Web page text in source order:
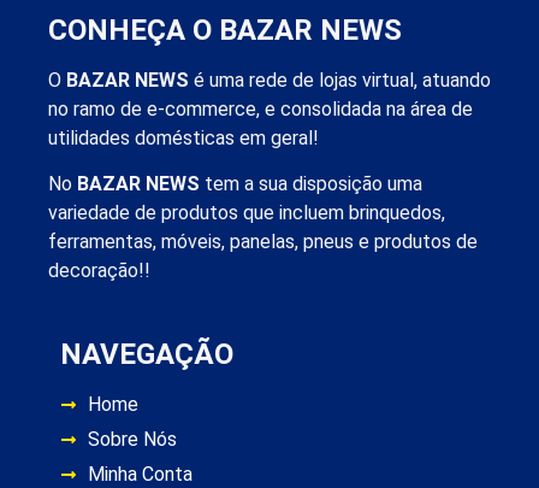
CONHEÇA O BAZAR NEWS
O BAZAR NEWS é uma rede de lojas virtual, atuando
no ramo de e-commerce, e consolidada na área de
utilidades domésticas em geral!
No BAZAR NEWS tem a sua disposição uma
variedade de produtos que incluem brinquedos,
ferramentas, móveis, panelas, pneus e produtos de
decoração!!
NAVEGAÇÃO
Home
Sobre Nós
Minha Conta